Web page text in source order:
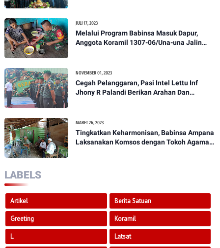
JULI 17, 2023
Melalui Program Babinsa Masuk Dapur,
Anggota Koramil 1307-06/Una-una Jalin
NOVEMBER 01, 2023
Cegah Pelanggaran, Pasi Intel Lettu Inf
Jhony R Palandi Berikan Arahan Dan
MARET 26, 2023
Tingkatkan Keharmonisan, Babinsa Ampana
Laksanakan Komsos dengan Tokoh Agama
LABELS
Artikel Berita Satuan
Greeting Koramil
L Latsat